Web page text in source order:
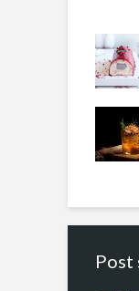
Post